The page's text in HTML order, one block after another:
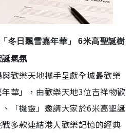
冬日飄雪嘉年華」 6米高聖誕樹
誕氣氛
歡樂天地攜手呈獻全城最歡樂
華」，由歡樂天地3位吉祥物歡
「機靈」邀請大家於6米高聖誕
多款連結港人歡樂記憶的經典